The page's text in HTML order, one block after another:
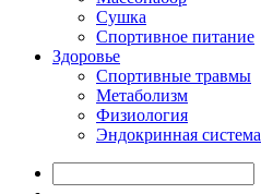
Сушка
Спортивное питание
Здоровье
Спортивные травмы
Метаболизм
Физиология
Эндокринная система